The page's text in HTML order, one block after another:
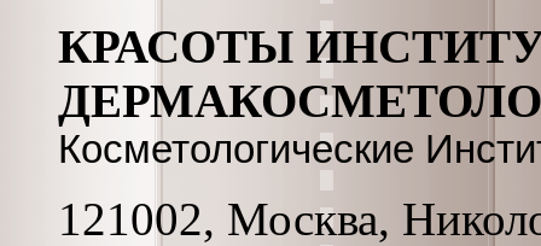
КРАСОТЫ
Косметологические
121002, Москва,